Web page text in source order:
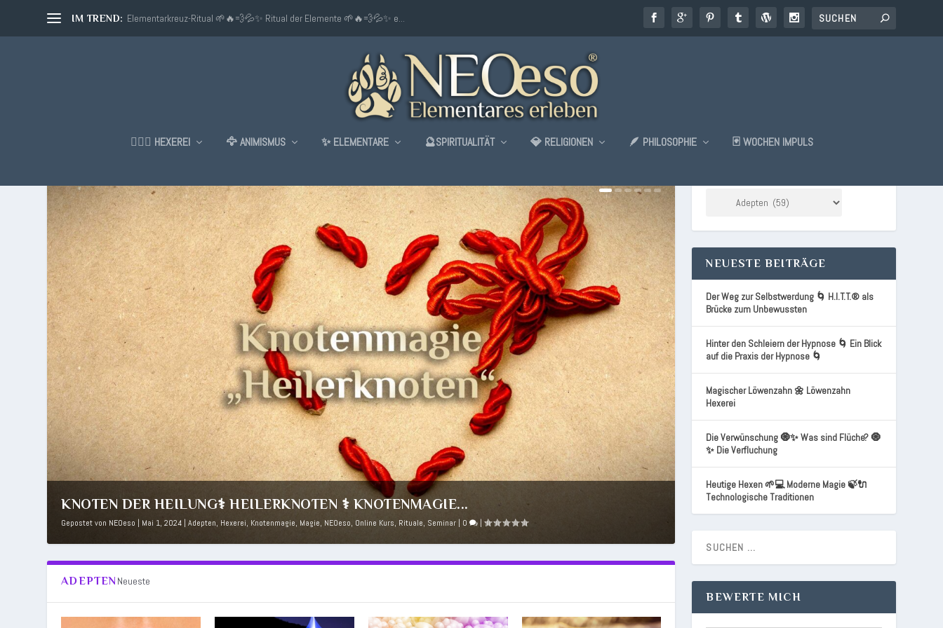
IM TREND: Elementarkreuz-Ritual 🌱🔥💨💦✨ Ritual der Elemente 🌱🔥💨💦✨ e...
🧙🏼‍♂️ HEXEREI 🦅 ANIMISMUS ✨ ELEMENTARE 🔮SPIRITUALITÄT 💎 RELIGIONEN 🪶 PHILOSOPHIE 🃏 WOCHEN IMPULS
KNOTEN DER HEILUNG⚕️ HEILERKNOTEN ⚕️ KNOTENMAGIE...
Gepostet von NEOeso | Mai 1, 2024 |Adepten, Hexerei, Knotenmagie, Magie, NEOeso, Online Kurs, Rituale, Seminar | 0 |
ADEPTEN Neueste
NEUESTE BEITRÄGE
Der Weg zur Selbstwerdung 🌀 H.I.T.T.® als
Brücke zum Unbewussten
Hinter den Schleiern der Hypnose 🌀 Ein Blick
auf die Praxis der Hypnose 🌀
Magischer Löwenzahn 🌼 Löwenzahn
Hexerei
Die Verwünschung 🧿✨ Was sind Flüche? 🧿
✨ Die Verfluchung
Heutige Hexen 🌱💻 Moderne Magie 🍃🔌
Technologische Traditionen
BEWERTE MICH